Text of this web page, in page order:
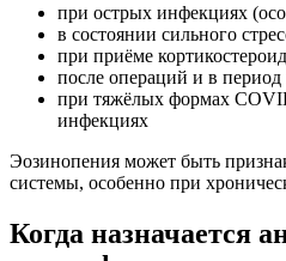
при острых инфекциях
в состоянии сильного
при приёме
после операций и в период
при тяжёлых формах
инфекциях
Эозинопения может быть
системы, особенно при
Когда назначается